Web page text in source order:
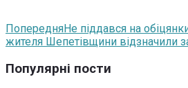
ПопередняНе піддався на
жителя Шепетівщини відзначили
Популярні пости